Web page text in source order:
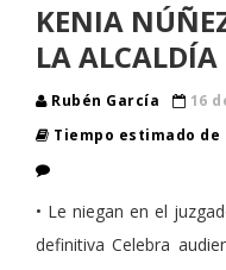
KENIA
LA ALCALDÍA
Rubén García
16
Tiempo estimado
• Le niegan en el
definitiva Celebra